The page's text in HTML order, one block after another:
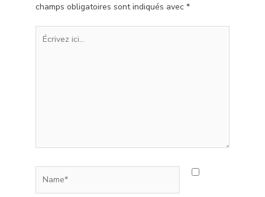
champs obligatoires sont indiqués avec *
Écrivez
ici…